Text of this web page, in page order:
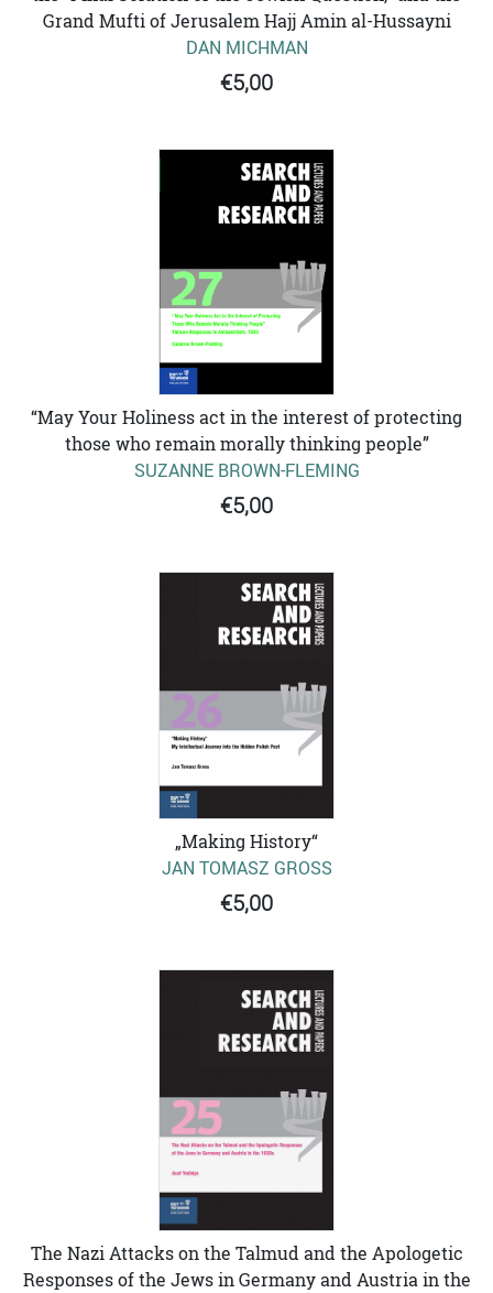
Grand Mufti of Jerusalem Hajj Amin al-Hussayni
DAN MICHMAN
€5,00
“May Your Holiness act in the interest of protecting
those who remain morally thinking people”
SUZANNE BROWN-FLEMING
€5,00
„Making History“
JAN TOMASZ GROSS
€5,00
The Nazi Attacks on the Talmud and the Apologetic
Responses of the Jews in Germany and Austria in the